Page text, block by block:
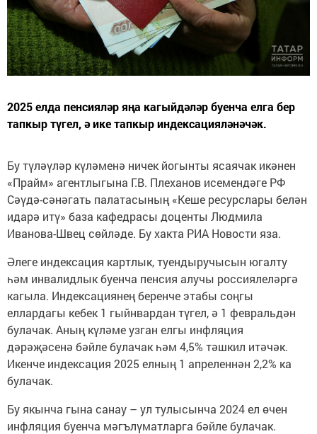
2025 елда пенсияләр яңа кагыйдәләр буенча елга бер
тапкыр түгел, ә ике тапкыр индексацияләнәчәк.
Бу түләүләр күләменә ничек йогынты ясаячак икәнен
«Прайм» агентлыгына Г.В. Плеханов исемендәге РФ
Сәүдә-сәнәгать палатасының «Кеше ресурслары белән
идарә итү» база кафедрасы доценты Людмила
Иванова-Швец сөйләде. Бу хакта РИА Новости яза.
Әлеге индексация картлык, туендыручысын югалту
һәм инвалидлык буенча пенсия алучы россиялеләргә
кагыла. Индексациянең беренче этабы соңгы
еллардагы кебек 1 гыйнвардан түгел, ә 1 февральдән
булачак. Аның күләме узган елгы инфляция
дәрәҗәсенә бәйле булачак һәм 4,5% тәшкил итәчәк.
Икенче индексация 2025 елның 1 апреленнән 2,2% ка
булачак.
Бу якынча гына санау – ул тулысынча 2024 ел өчен
инфляция буенча мәгълүматларга бәйле булачак.